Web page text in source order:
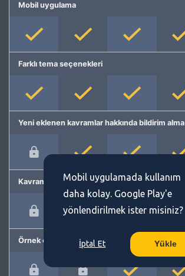
Mobil uygulama
Farklı tema seçenekleri
Yeni eklenen kavramlar hakkında bildirim alma
Kavram önerme
Örnek cümleler
Mobil uygulamada kullanım
daha kolay. Google Play'e
yönlendirilmek ister misiniz?
İptal Et Yükle